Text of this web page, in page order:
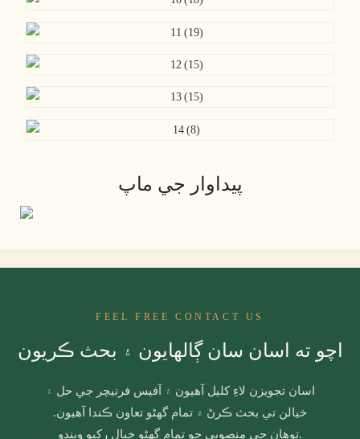
پيداوار جي ماپ
FEEL FREE CONTACT US
اچو ته اسان سان ڳالهايون ۽ بحث ڪريون
اسان تجويزن لاءِ کليل آهيون ۽ آفيس فرنيچر جي حل ۽
خيالن تي بحث ڪرڻ ۾ تمام گهڻو تعاون ڪندا آهيون.
توهان جي منصوبي جو تمام گهڻو خيال رکيو ويندو.